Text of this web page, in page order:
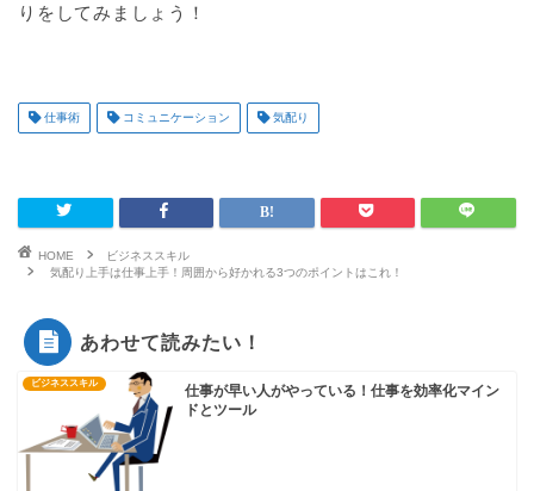
りをしてみましょう！
仕事術 コミュニケーション 気配り
HOME
ビジネススキル
気配り上手は仕事上手！周囲から好かれる3つのポイントはこれ！
あわせて読みたい！
ビジネススキル
仕事が早い人がやっている！仕事を効率化マイン
ドとツール